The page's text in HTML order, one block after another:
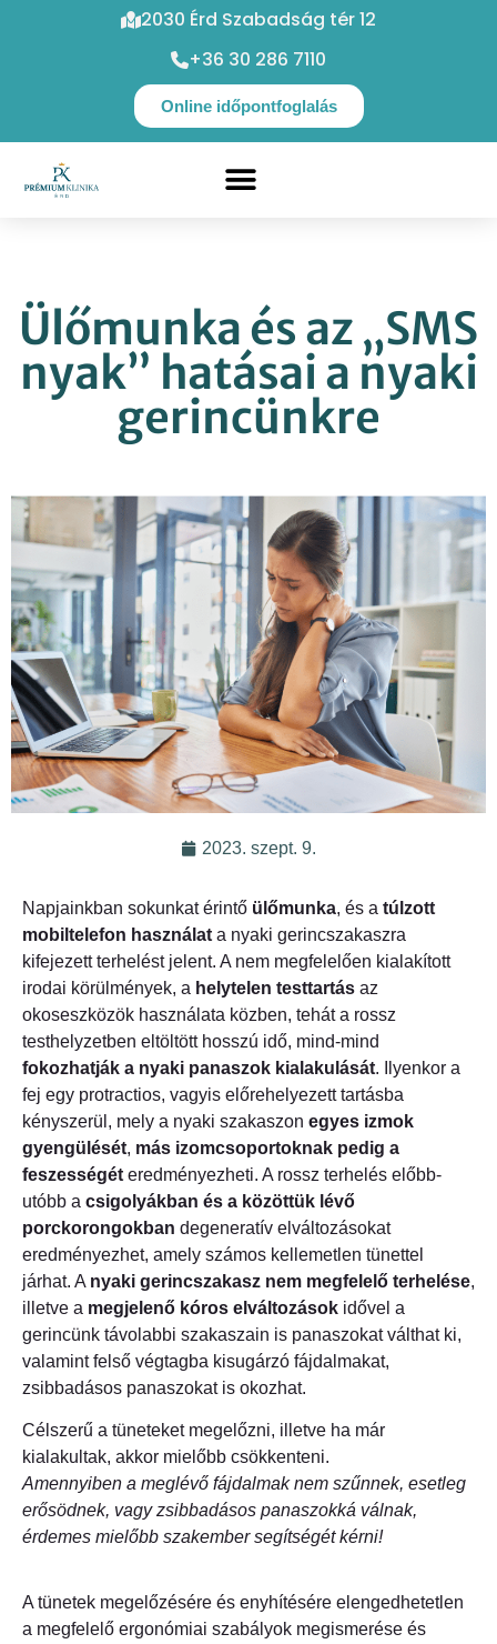
2030 Érd Szabadság tér 12
+36 30 286 7110
Online időpontfoglalás
Ülőmunka és az „SMS
nyak” hatásai a nyaki
gerincünkre
2023. szept. 9.
Napjainkban sokunkat érintő ülőmunka, és a túlzott
mobiltelefon használat a nyaki gerincszakaszra
kifejezett terhelést jelent. A nem megfelelően kialakított
irodai körülmények, a helytelen testtartás az
okoseszközök használata közben, tehát a rossz
testhelyzetben eltöltött hosszú idő, mind-mind
fokozhatják a nyaki panaszok kialakulását. Ilyenkor a
fej egy protractios, vagyis előrehelyezett tartásba
kényszerül, mely a nyaki szakaszon egyes izmok
gyengülését, más izomcsoportoknak pedig a
feszességét eredményezheti. A rossz terhelés előbb-
utóbb a csigolyákban és a közöttük lévő
porckorongokban degeneratív elváltozásokat
eredményezhet, amely számos kellemetlen tünettel
járhat. A nyaki gerincszakasz nem megfelelő terhelése,
illetve a megjelenő kóros elváltozások idővel a
gerincünk távolabbi szakaszain is panaszokat válthat ki,
valamint felső végtagba kisugárzó fájdalmakat,
zsibbadásos panaszokat is okozhat.
Célszerű a tüneteket megelőzni, illetve ha már
kialakultak, akkor mielőbb csökkenteni.
Amennyiben a meglévő fájdalmak nem szűnnek, esetleg
erősödnek, vagy zsibbadásos panaszokká válnak,
érdemes mielőbb szakember segítségét kérni!
A tünetek megelőzésére és enyhítésére elengedhetetlen
a megfelelő ergonómiai szabályok megismerése és